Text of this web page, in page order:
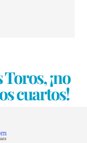
¡no
cuartos!